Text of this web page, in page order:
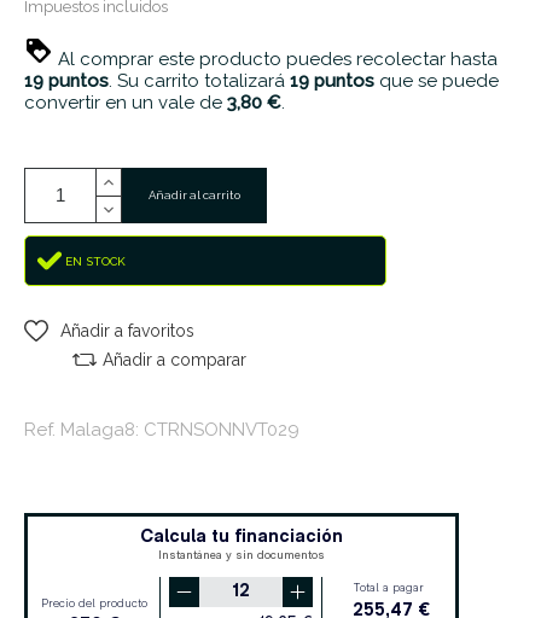
Impuestos incluidos
Al comprar este producto puedes recolectar hasta
19 puntos. Su carrito totalizará 19 puntos que se puede
convertir en un vale de 3,80 €.
Añadir al carrito
EN STOCK
Añadir a favoritos
Añadir a comparar
Ref. Malaga8: CTRNSONNVT029